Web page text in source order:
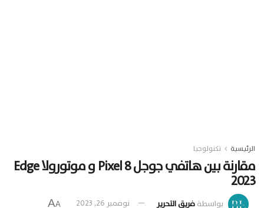
الرئيسية تكنولوجيا
مقارنة بين هاتفي جوجل Pixel 8 و موتورولا Edge
2023
بواسطةفريق التحرير نوفمبر 26, 2023 A
A